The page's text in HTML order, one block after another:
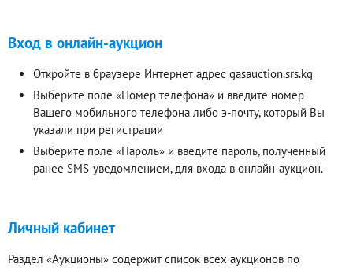
Вход в онлайн-аукцион
Откройте в браузере Интернет адрес gasauction.srs.kg
Выберите поле «Номер телефона» и введите номер
Вашего мобильного телефона либо э-почту, который Вы
указали при регистрации
Выберите поле «Пароль» и введите пароль, полученный
ранее SMS-уведомлением, для входа в онлайн-аукцион.
Личный кабинет
Раздел «Аукционы» содержит список всех аукционов по